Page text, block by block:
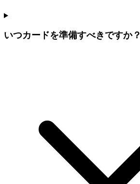
いつカードを準備すべきですか？